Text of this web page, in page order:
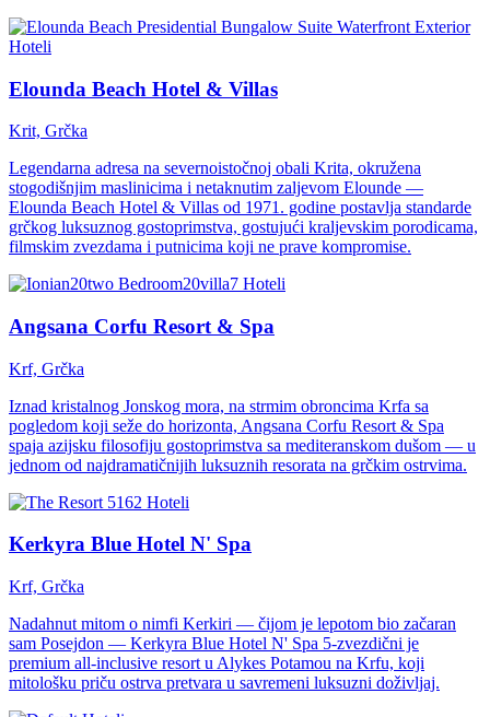
Hoteli
Elounda Beach Hotel & Villas
Krit, Grčka
Legendarna adresa na severnoistočnoj obali Krita, okružena
stogodišnjim maslinicima i netaknutim zaljevom Elounde —
Elounda Beach Hotel & Villas od 1971. godine postavljа standarde
grčkog luksuznog gostoprimstva, gostujući kraljevskim porodicama,
filmskim zvezdama i putnicima koji ne prave kompromise.
Hoteli
Angsana Corfu Resort & Spa
Krf, Grčka
Iznad kristalnog Jonskog mora, na strmim obroncima Krfa sa
pogledom koji seže do horizonta, Angsana Corfu Resort & Spa
spaja azijsku filosofiju gostoprimstva sa mediteranskom dušom — u
jednom od najdramatičnijih luksuznih resorata na grčkim ostrvima.
Hoteli
Kerkyra Blue Hotel N' Spa
Krf, Grčka
Nadahnut mitom o nimfi Kerkiri — čijom je lepotom bio začaran
sam Posejdon — Kerkyra Blue Hotel N' Spa 5-zvezdični je
premium all-inclusive resort u Alykes Potamou na Krfu, koji
mitološku priču ostrva pretvara u savremeni luksuzni doživljaj.